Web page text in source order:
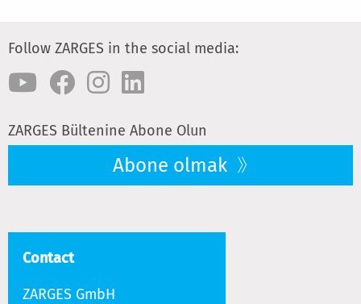
Follow ZARGES in the social media:
ZARGES Bültenine Abone Olun
Abone olmak
Contact
ZARGES GmbH